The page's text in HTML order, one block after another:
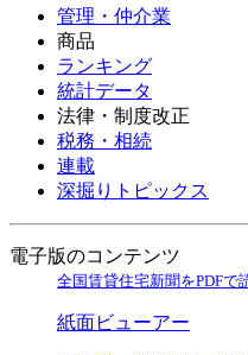
管理・仲介業
商品
ランキング
統計データ
法律・制度改正
税務・相続
連載
深掘りトピックス
電子版のコンテンツ
全国賃貸住宅新聞をPDFで
紙面ビューアー